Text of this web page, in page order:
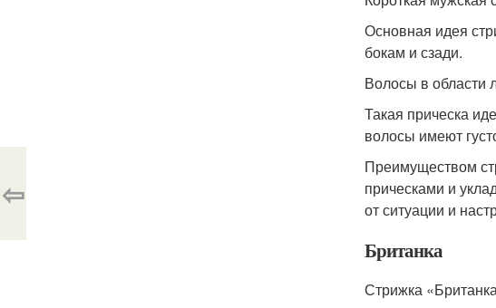
Основная идея
бокам и сзади.
Волосы в области
Такая прическа
волосы имеют
Преимуществом
прическами и
от ситуации и
Британка
Стрижка
⇦